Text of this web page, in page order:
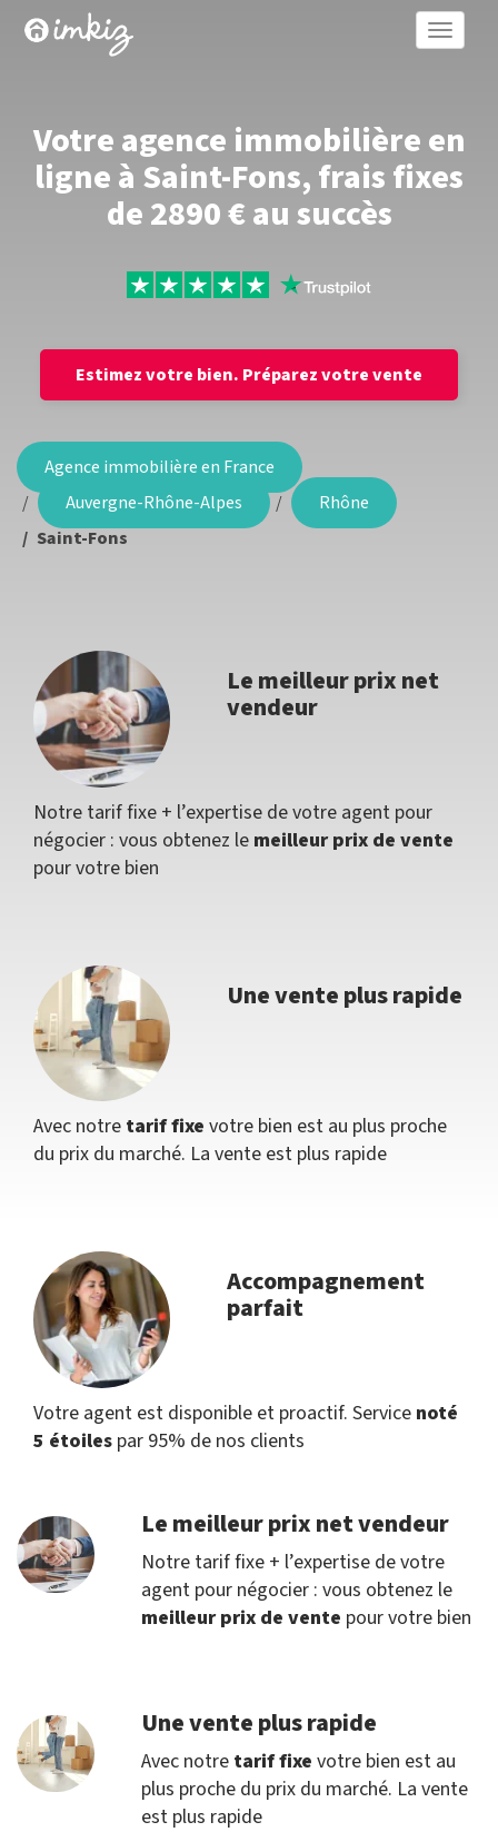
Toggle
Votre agence immobilière en
ligne à Saint-Fons, frais fixes
de 2890 € au succès
Estimez votre bien. Préparez votre vente
Agence immobilière en France
Auvergne-Rhône-Alpes
Rhône
Saint-Fons
Le meilleur prix net
vendeur
Notre tarif fixe + l’expertise de votre agent pour
négocier : vous obtenez le meilleur prix de vente
pour votre bien
Une vente plus rapide
Avec notre tarif fixe votre bien est au plus proche
du prix du marché. La vente est plus rapide
Accompagnement
parfait
Votre agent est disponible et proactif. Service noté
5 étoiles par 95% de nos clients
Le meilleur prix net vendeur
Notre tarif fixe + l’expertise de votre
agent pour négocier : vous obtenez le
meilleur prix de vente pour votre bien
Une vente plus rapide
Avec notre tarif fixe votre bien est au
plus proche du prix du marché. La vente
est plus rapide